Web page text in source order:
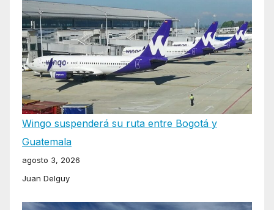
Wingo suspenderá su ruta entre Bogotá y
Guatemala
agosto 3, 2026
Juan Delguy